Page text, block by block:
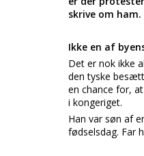
skrive om ham.
Ikke en af
Det er nok ikke
den tyske
en chance for,
i kongeriget.
Han var søn af
fødselsdag. Far